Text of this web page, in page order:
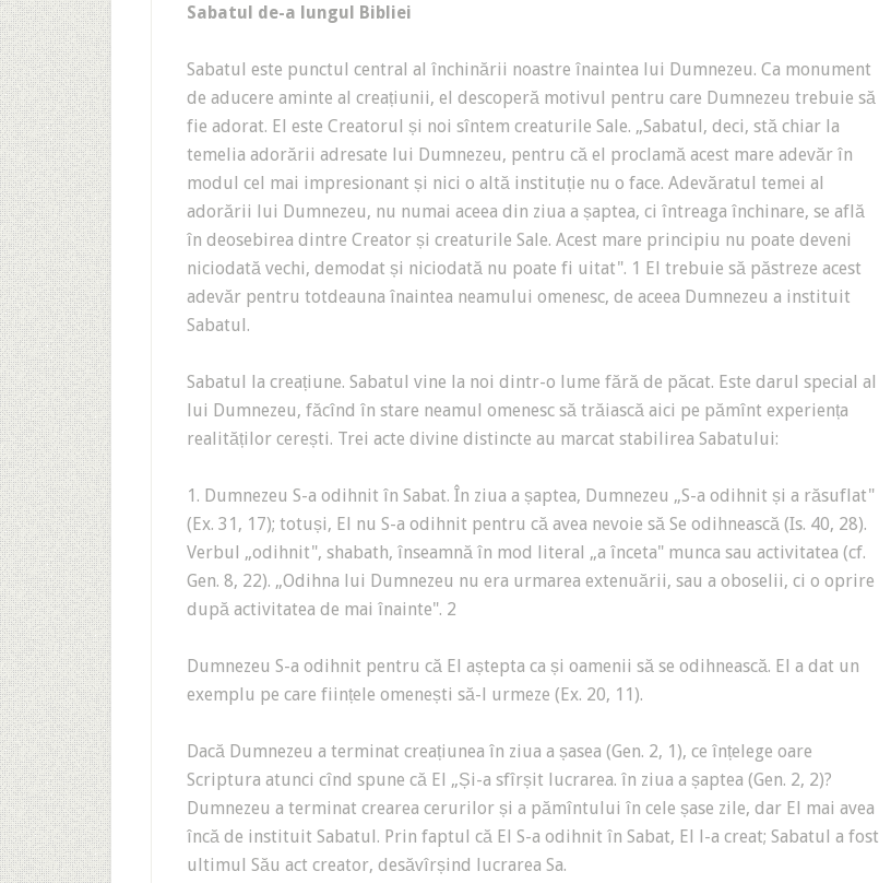
Sabatul de-a lungul Bibliei
Sabatul este punctul central al închinării noastre înaintea lui Dumnezeu. Ca monument
de aducere aminte al creațiunii, el descoperă motivul pentru care Dumnezeu trebuie să
fie adorat. El este Creatorul și noi sîntem creaturile Sale. „Sabatul, deci, stă chiar la
temelia adorării adresate lui Dumnezeu, pentru că el proclamă acest mare adevăr în
modul cel mai impresionant și nici o altă instituție nu o face. Adevăratul temei al
adorării lui Dumnezeu, nu numai aceea din ziua a șaptea, ci întreaga închinare, se află
în deosebirea dintre Creator și creaturile Sale. Acest mare principiu nu poate deveni
niciodată vechi, demodat și niciodată nu poate fi uitat". 1 El trebuie să păstreze acest
adevăr pentru totdeauna înaintea neamului omenesc, de aceea Dumnezeu a instituit
Sabatul.
Sabatul la creațiune. Sabatul vine la noi dintr-o lume fără de păcat. Este darul special al
lui Dumnezeu, făcînd în stare neamul omenesc să trăiască aici pe pămînt experiența
realităților cerești. Trei acte divine distincte au marcat stabilirea Sabatului:
1. Dumnezeu S-a odihnit în Sabat. În ziua a șaptea, Dumnezeu „S-a odihnit și a răsuflat"
(Ex. 31, 17); totuși, El nu S-a odihnit pentru că avea nevoie să Se odihnească (Is. 40, 28).
Verbul „odihnit", shabath, înseamnă în mod literal „a înceta" munca sau activitatea (cf.
Gen. 8, 22). „Odihna lui Dumnezeu nu era urmarea extenuării, sau a oboselii, ci o oprire
după activitatea de mai înainte". 2
Dumnezeu S-a odihnit pentru că El aștepta ca și oamenii să se odihnească. El a dat un
exemplu pe care ființele omenești să-l urmeze (Ex. 20, 11).
Dacă Dumnezeu a terminat creațiunea în ziua a șasea (Gen. 2, 1), ce înțelege oare
Scriptura atunci cînd spune că El „Și-a sfîrșit lucrarea. în ziua a șaptea (Gen. 2, 2)?
Dumnezeu a terminat crearea cerurilor și a pămîntului în cele șase zile, dar El mai avea
încă de instituit Sabatul. Prin faptul că El S-a odihnit în Sabat, El l-a creat; Sabatul a fost
ultimul Său act creator, desăvîrșind lucrarea Sa.